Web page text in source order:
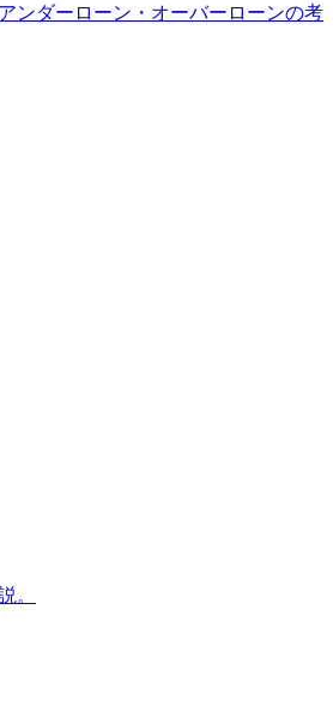
ンダーローン・オーバーローンの考
。